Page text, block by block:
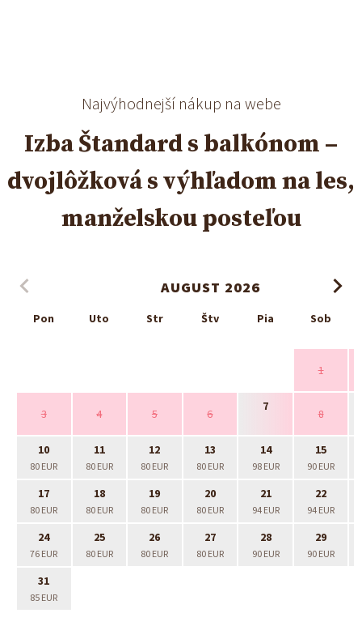
Najvýhodnejší nákup na webe
Izba Štandard s balkónom –
dvojlôžková s výhľadom na les,
manželskou posteľou
AUGUST 2026
Pon Uto Str Štv Pia Sob
1
3 4 5 6
7
8
10
80 EUR
11
80 EUR
12
80 EUR
13
80 EUR
14
98 EUR
15
90 EUR
17
80 EUR
18
80 EUR
19
80 EUR
20
80 EUR
21
94 EUR
22
94 EUR
24
76 EUR
25
80 EUR
26
80 EUR
27
80 EUR
28
90 EUR
29
90 EUR
31
85 EUR